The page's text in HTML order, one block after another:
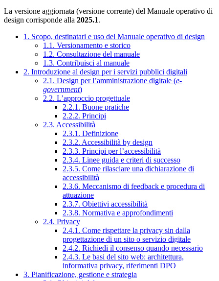
La versione aggiornata (versione corrente) del Manuale operativo di
design corrisponde alla 2025.1.
1. Scopo, destinatari e uso del Manuale operativo di design
1.1. Versionamento e storico
1.2. Consultazione del manuale
1.3. Contribuisci al manuale
2. Introduzione al design per i servizi pubblici digitali
2.1. Design per l’amministrazione digitale (e-
government)
2.2. L’approccio progettuale
2.2.1. Buone pratiche
2.2.2. Principi
2.3. Accessibilità
2.3.1. Definizione
2.3.2. Accessibilità by design
2.3.3. Principi per l’accessibilità
2.3.4. Linee guida e criteri di successo
2.3.5. Come rilasciare una dichiarazione di
accessibilità
2.3.6. Meccanismo di feedback e procedura di
attuazione
2.3.7. Obiettivi accessibilità
2.3.8. Normativa e approfondimenti
2.4. Privacy
2.4.1. Come rispettare la privacy sin dalla
progettazione di un sito o servizio digitale
2.4.2. Richiedi il consenso quando necessario
2.4.3. Le basi del sito web: architettura,
informativa privacy, riferimenti DPO
3. Pianificazione, gestione e strategia